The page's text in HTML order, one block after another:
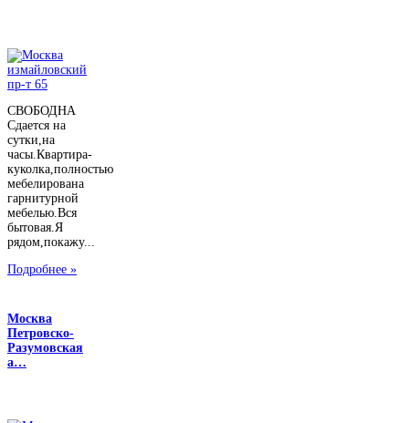
СВОБОДНА
Сдается на
сутки,на
часы.Квартира-
куколка,полностью
мебелирована
гарнитурной
мебелью.Вся
бытовая.Я
рядом,покажу...
Подробнее »
Москва
Петровско-
Разумовская
а…